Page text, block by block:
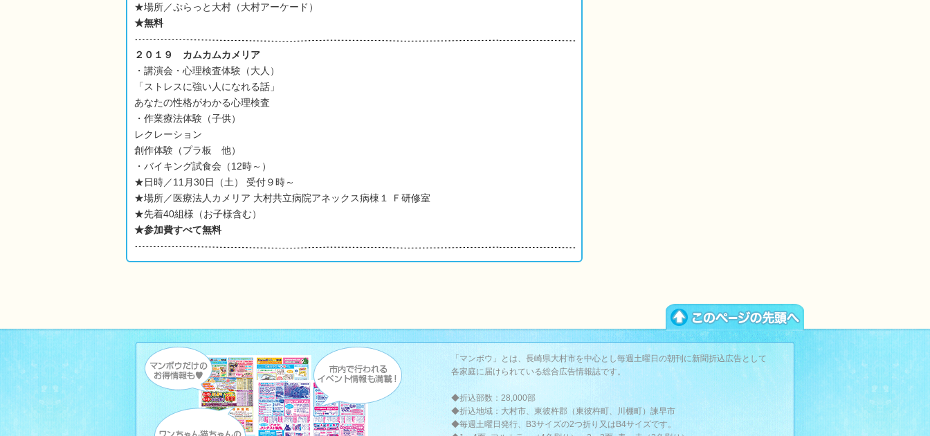
★場所／ぷらっと大村（大村アーケード）
★無料
２０１９ カムカムカメリア
・講演会・心理検査体験（大人）
「ストレスに強い人になれる話」
あなたの性格がわかる心理検査
・作業療法体験（子供）
レクレーション
創作体験（プラ板 他）
・バイキング試食会（12時～）
★日時／11月30日（土） 受付９時～
★場所／医療法人カメリア 大村共立病院アネックス病棟１ Ｆ研修室
★先着40組様（お子様含む）
★参加費すべて無料
「マンボウ」とは、長崎県大村市を中心とし毎週土曜日の朝刊に新聞折込広告として
各家庭に届けられている総合広告情報誌です。
◆折込部数：28,000部
◆折込地域：大村市、東彼杵郡（東彼杵町、川棚町）諫早市
◆毎週土曜日発行、B3サイズの2つ折り又はB4サイズです。